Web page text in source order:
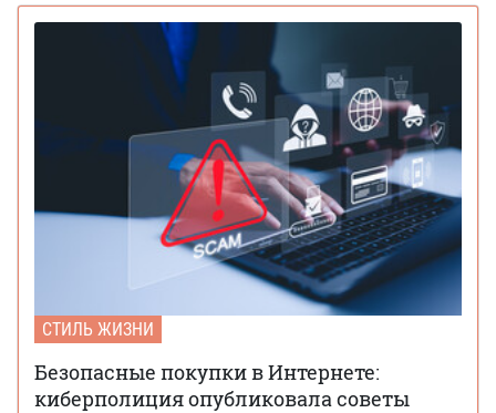
СТИЛЬ ЖИЗНИ
Безопасные покупки в Интернете:
киберполиция опубликовала советы